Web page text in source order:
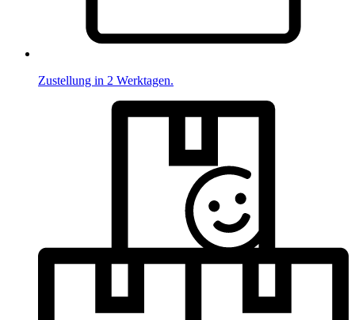
Zustellung in 2 Werktagen.